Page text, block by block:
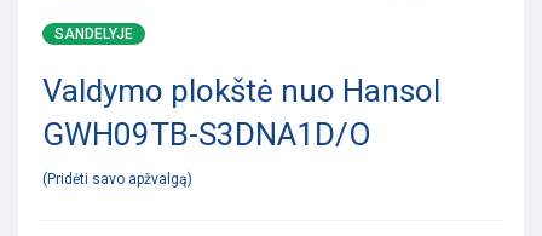
SANDELYJE
Valdymo plokštė nuo Hansol
GWH09TB-S3DNA1D/O
Pridėti savo apžvalgą